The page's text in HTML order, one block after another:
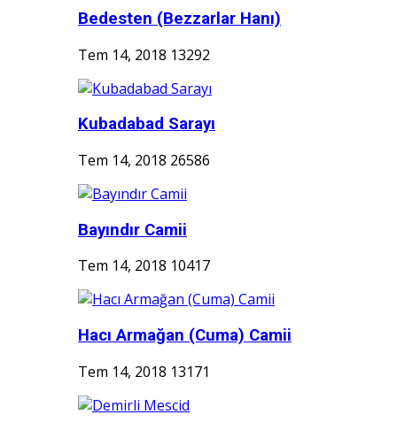
Bedesten (Bezzarlar Hanı)
Tem 14, 2018 13292
Kubadabad Sarayı
Tem 14, 2018 26586
Bayındır Camii
Tem 14, 2018 10417
Hacı Armağan (Cuma) Camii
Tem 14, 2018 13171